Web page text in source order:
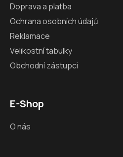
Doprava a platba
Ochrana osobních údajů
Reklamace
Velikostní tabulky
Obchodní zástupci
E-Shop
O nás